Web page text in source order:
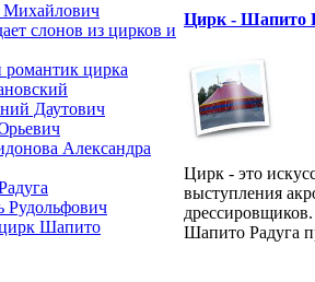
Михайлович
слонов из цирков и
цирка
Даутович
Александра
Рудольфович
Шапито
Цирк - Шапито
Цирк - это
выступления
Шапито Радуга